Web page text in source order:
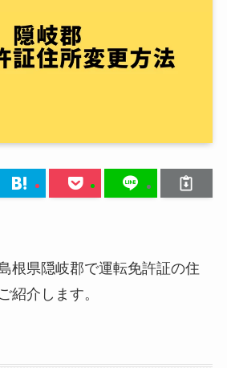
根県隠岐郡で運転免許証の住
紹介します。